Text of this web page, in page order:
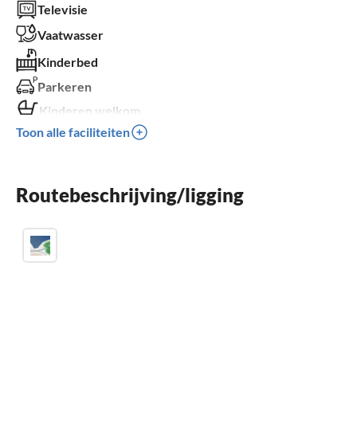
Televisie
Vaatwasser
Kinderbed
Parkeren
Kinderen welkom
niet toegankelijk voor rolstoelgebruikers
Toon alle faciliteiten
Routebeschrijving/ligging